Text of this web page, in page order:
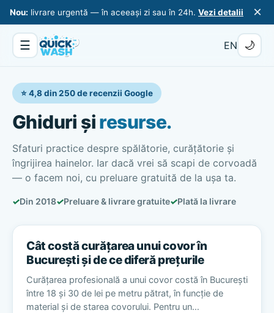
Nou: livrare urgentă — în aceeași zi sau în 24h. Vezi detalii ×
☰ EN 🌙
⭐ 4,8 din 250 de recenzii Google
Ghiduri șiresurse.
Sfaturi practice despre spălătorie, curățătorie și
îngrijirea hainelor. Iar dacă vrei să scapi de corvoadă
— o facem noi, cu preluare gratuită de la ușa ta.
✓Din 2018✓Preluare & livrare gratuite✓Plată la livrare
Cât costă curățarea unui covor în
București și de ce diferă prețurile
Curățarea profesională a unui covor costă în București
între 18 și 30 de lei pe metru pătrat, în funcție de
material și de starea covorului. Pentru un…